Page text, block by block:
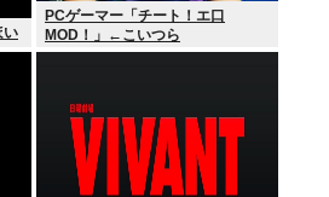
い
PCゲーマー「チート！エ口
MOD！」←こいつら